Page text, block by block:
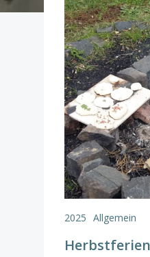
2025 Allgemein